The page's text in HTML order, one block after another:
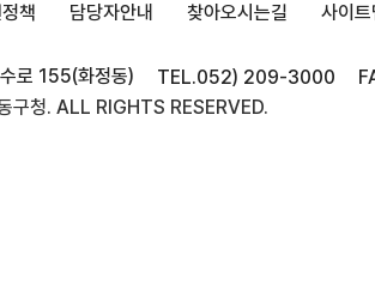
책 담당자안내 찾아오시는길 사이트
로 155(화정동) TEL.052) 209-3000
청. ALL RIGHTS RESERVED.